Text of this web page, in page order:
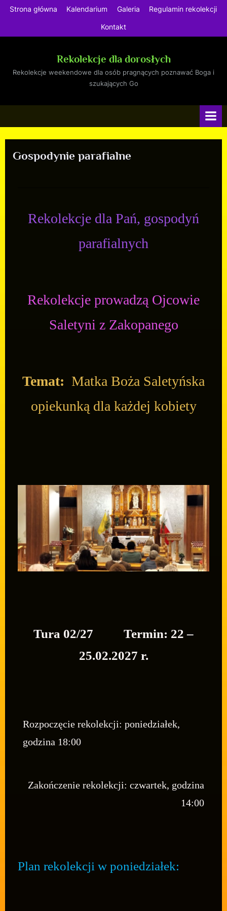
Strona główna Kalendarium Galeria Regulamin rekolekcji
Kontakt
Rekolekcje dla dorosłych
Rekolekcje weekendowe dla osób pragnących poznawać Boga i
szukających Go
Gospodynie parafialne
Rekolekcje dla Pań, gospodyń
parafialnych
Rekolekcje prowadzą Ojcowie
Saletyni z Zakopanego
Temat: Matka Boża Saletyńska
opiekunką dla każdej kobiety
Tura 02/27 Termin: 22 –
25.02.2027 r.
Rozpoczęcie rekolekcji: poniedziałek,
godzina 18:00
Zakończenie rekolekcji: czwartek, godzina
14:00
Plan rekolekcji w poniedziałek: